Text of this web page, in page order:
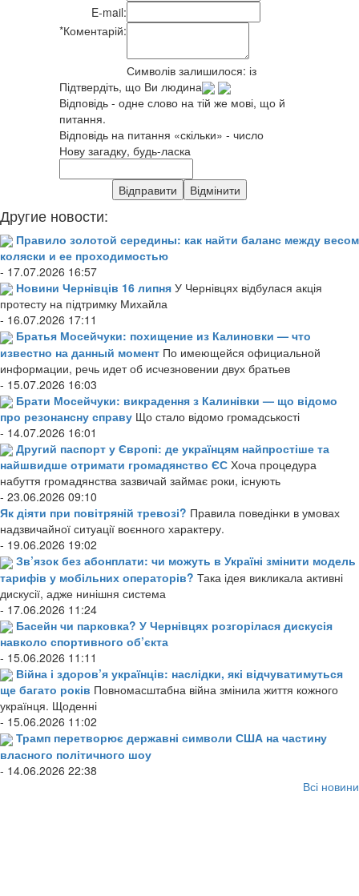
E-mail:
*Коментарій:
Символів залишилося: із
Підтвердіть, що Ви людина
Відповідь - одне слово на тій же мові, що й
питання.
Відповідь на питання «скільки» - число
Нову загадку, будь-ласка
Другие новости:
Правило золотой середины: как найти баланс между весом
коляски и ее проходимостью
- 17.07.2026 16:57
Новини Чернівців 16 липня У Чернівцях відбулася акція
протесту на підтримку Михайла
- 16.07.2026 17:11
Братья Мосейчуки: похищение из Калиновки — что
известно на данный момент По имеющейся официальной
информации, речь идет об исчезновении двух братьев
- 15.07.2026 16:03
Брати Мосейчуки: викрадення з Калинівки — що відомо
про резонансну справу Що стало відомо громадськості
- 14.07.2026 16:01
Другий паспорт у Європі: де українцям найпростіше та
найшвидше отримати громадянство ЄС Хоча процедура
набуття громадянства зазвичай займає роки, існують
- 23.06.2026 09:10
Як діяти при повітряній тревозі? Правила поведінки в умовах
надзвичайної ситуації воєнного характеру.
- 19.06.2026 19:02
Зв’язок без абонплати: чи можуть в Україні змінити модель
тарифів у мобільних операторів? Така ідея викликала активні
дискусії, адже нинішня система
- 17.06.2026 11:24
Басейн чи парковка? У Чернівцях розгорілася дискусія
навколо спортивного об’єкта
- 15.06.2026 11:11
Війна і здоров’я українців: наслідки, які відчуватимуться
ще багато років Повномасштабна війна змінила життя кожного
українця. Щоденні
- 15.06.2026 11:02
Трамп перетворює державні символи США на частину
власного політичного шоу
- 14.06.2026 22:38
Всі новини